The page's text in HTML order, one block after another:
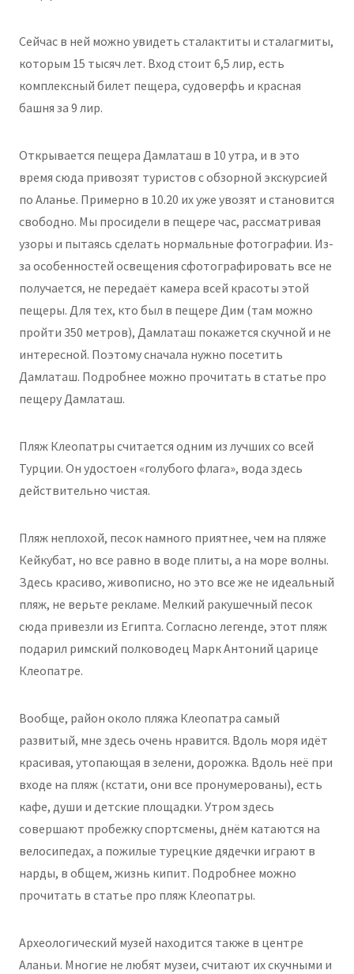
Сейчас в ней можно увидеть сталактиты и сталагмиты,
которым 15 тысяч лет. Вход стоит 6,5 лир, есть
комплексный билет пещера, судоверфь и красная
башня за 9 лир.
Открывается пещера Дамлаташ в 10 утра, и в это
время сюда привозят туристов с обзорной экскурсией
по Аланье. Примерно в 10.20 их уже увозят и становится
свободно. Мы просидели в пещере час, рассматривая
узоры и пытаясь сделать нормальные фотографии. Из-
за особенностей освещения сфотографировать все не
получается, не передаёт камера всей красоты этой
пещеры. Для тех, кто был в пещере Дим (там можно
пройти 350 метров), Дамлаташ покажется скучной и не
интересной. Поэтому сначала нужно посетить
Дамлаташ. Подробнее можно прочитать в статье про
пещеру Дамлаташ.
Пляж Клеопатры считается одним из лучших со всей
Турции. Он удостоен «голубого флага», вода здесь
действительно чистая.
Пляж неплохой, песок намного приятнее, чем на пляже
Кейкубат, но все равно в воде плиты, а на море волны.
Здесь красиво, живописно, но это все же не идеальный
пляж, не верьте рекламе. Мелкий ракушечный песок
сюда привезли из Египта. Согласно легенде, этот пляж
подарил римский полководец Марк Антоний царице
Клеопатре.
Вообще, район около пляжа Клеопатра самый
развитый, мне здесь очень нравится. Вдоль моря идёт
красивая, утопающая в зелени, дорожка. Вдоль неё при
входе на пляж (кстати, они все пронумерованы), есть
кафе, души и детские площадки. Утром здесь
совершают пробежку спортсмены, днём катаются на
велосипедах, а пожилые турецкие дядечки играют в
нарды, в общем, жизнь кипит. Подробнее можно
прочитать в статье про пляж Клеопатры.
Археологический музей находится также в центре
Аланьи. Многие не любят музеи, считают их скучными и